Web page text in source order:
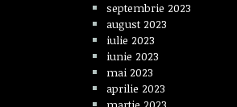
septembrie 2023
august 2023
iulie 2023
iunie 2023
mai 2023
aprilie 2023
martie 2023